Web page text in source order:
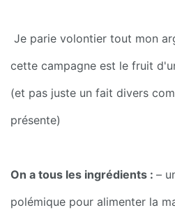
cette campagne est le fruit
(et pas juste un fait divers
présente)
On a tous les ingrédients : –
polémique pour alimenter la